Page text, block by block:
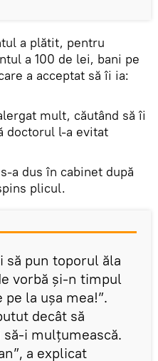
a plătit, pentru
a 100 de lei, bani pe
a acceptat să îi ia:
mult, căutând să îi
doctorul l-a evitat
a dus în cabinet după
plicul.
să pun toporul ăla
vorbă și-n timpul
la ușa mea!”.
decât să
i mulțumească.
a explicat